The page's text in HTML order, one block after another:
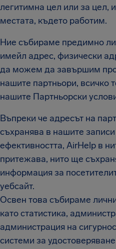
легитимна цел или за цел,
местата, където работим.
Ние събираме предимно
имейл адрес, физически
да можем да завършим
нашите партньори, всичко
нашите Партньорски
Въпреки че адресът на
съхранява в нашите
ефективността, AirHelp в
притежава, нито ще
информация за
уебсайт.
Освен това събираме
като статистика,
администрация на
системи за